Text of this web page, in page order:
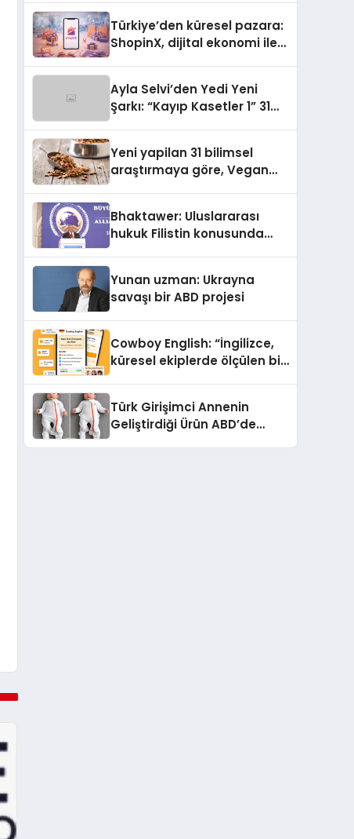
Türkiye’den küresel pazara:
ShopinX, dijital ekonomi ile
Ayla Selvi’den Yedi Yeni
Şarkı: “Kayıp Kasetler 1” 31
Yeni yapilan 31 bilimsel
araştırmaya göre, Vegan
Sindirildiğini Ortaya Koydu
Bhaktawer: Uluslararası
hukuk Filistin konusunda
Yunan uzman: Ukrayna
savaşı bir ABD projesi
Cowboy English: “İngilizce,
küresel ekiplerde ölçülen bir
Türk Girişimci Annenin
Geliştirdiği Ürün ABD’de